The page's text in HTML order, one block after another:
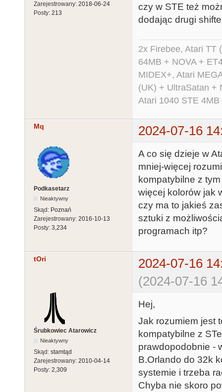
Zarejestrowany: 2018-06-24
Posty: 213
czy w STE też
dodając drugi
2x Firebee, Atari TT
64MB + NOVA +
MIDEX+, Atari
(UK) + UltraSatan +
Atari 1040 STE
Mq 2024-07-16
Podkasetarz
Nieaktywny
Skąd: Poznań
Zarejestrowany: 2016-10-13
Posty: 3,234
A co się dzieje w
mniej-więcej
kompatybilne z
więcej kolorów jak
czy ma to jakieś
sztuki z
programach itp?
tOri
2024-07-16
(2024-07-16
Śrubkowiec Atarowicz
Nieaktywny
Skąd: stamtąd
Zarejestrowany: 2010-04-14
Posty: 2,309
Hej,
Jak rozumiem jest
kompatybilne z
prawdopodobnie -
B.Orlando do 32k
systemie i trzeba
Chyba nie skoro